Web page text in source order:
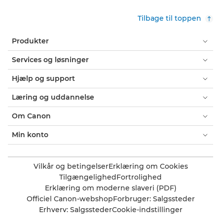
Tilbage til toppen
Produkter
Services og løsninger
Hjælp og support
Læring og uddannelse
Om Canon
Min konto
Vilkår og betingelserErklæring om Cookies
TilgængelighedFortrolighed
Erklæring om moderne slaveri (PDF)
Officiel Canon-webshopForbruger: Salgssteder
Erhverv: SalgsstederCookie-indstillinger